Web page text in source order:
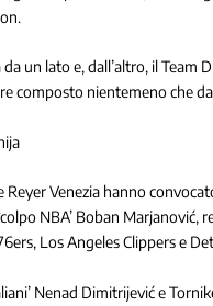
un lato e, dall’altro, il Team
composto nientemeno che
Venezia hanno
NBA’ Boban Marjanović,
Los Angeles Clippers e
Nenad Dimitrijević e